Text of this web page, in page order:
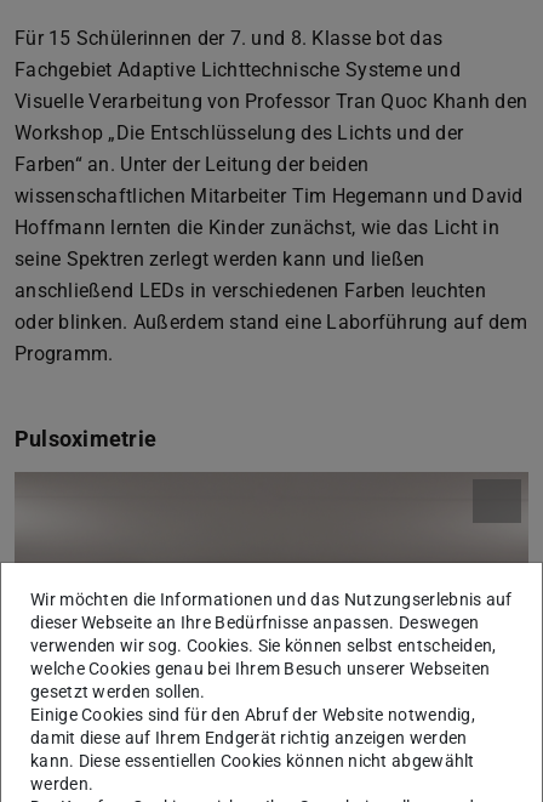
Für 15 Schülerinnen der 7. und 8. Klasse bot das
Fachgebiet Adaptive Lichttechnische Systeme und
Visuelle Verarbeitung von Professor Tran Quoc Khanh den
Workshop „Die Entschlüsselung des Lichts und der
Farben“ an. Unter der Leitung der beiden
wissenschaftlichen Mitarbeiter Tim Hegemann und David
Hoffmann lernten die Kinder zunächst, wie das Licht in
seine Spektren zerlegt werden kann und ließen
anschließend LEDs in verschiedenen Farben leuchten
oder blinken. Außerdem stand eine Laborführung auf dem
Programm.
Pulsoximetrie
Wir möchten die Informationen und das Nutzungserlebnis auf
dieser Webseite an Ihre Bedürfnisse anpassen. Deswegen
verwenden wir sog. Cookies. Sie können selbst entscheiden,
welche Cookies genau bei Ihrem Besuch unserer Webseiten
gesetzt werden sollen.
Einige Cookies sind für den Abruf der Website notwendig,
damit diese auf Ihrem Endgerät richtig anzeigen werden
kann. Diese essentiellen Cookies können nicht abgewählt
werden.